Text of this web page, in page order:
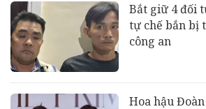
Bắt giữ 4 đối
tự chế bắn bị
công an
Hoa hậu